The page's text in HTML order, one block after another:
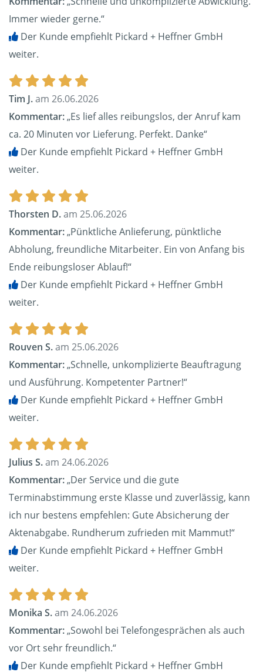
Immer wieder gerne.“
Der Kunde empfiehlt Pickard + Heffner GmbH
weiter.
Tim J.am 26.06.2026
Kommentar:„Es lief alles reibungslos, der Anruf kam
ca. 20 Minuten vor Lieferung. Perfekt. Danke“
Der Kunde empfiehlt Pickard + Heffner GmbH
weiter.
Thorsten D.am 25.06.2026
Kommentar:„Pünktliche Anlieferung, pünktliche
Abholung, freundliche Mitarbeiter. Ein von Anfang bis
Ende reibungsloser Ablauf!“
Der Kunde empfiehlt Pickard + Heffner GmbH
weiter.
Rouven S.am 25.06.2026
Kommentar:„Schnelle, unkomplizierte Beauftragung
und Ausführung. Kompetenter Partner!“
Der Kunde empfiehlt Pickard + Heffner GmbH
weiter.
Julius S.am 24.06.2026
Kommentar:„Der Service und die gute
Terminabstimmung erste Klasse und zuverlässig, kann
ich nur bestens empfehlen: Gute Absicherung der
Aktenabgabe. Rundherum zufrieden mit Mammut!“
Der Kunde empfiehlt Pickard + Heffner GmbH
weiter.
Monika S.am 24.06.2026
Kommentar:„Sowohl bei Telefongesprächen als auch
vor Ort sehr freundlich.“
Der Kunde empfiehlt Pickard + Heffner GmbH